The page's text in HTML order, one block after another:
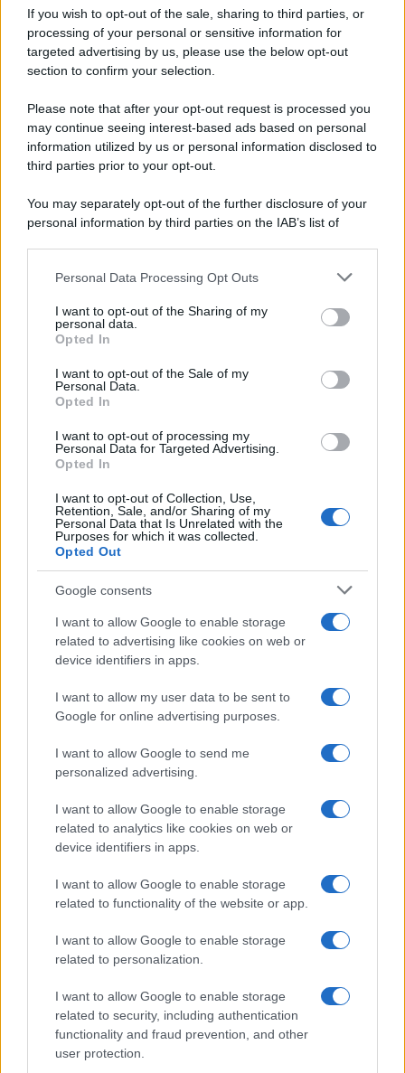
If you wish to opt-out of the sale, sharing to third parties, or
processing of your personal or sensitive information for
targeted advertising by us, please use the below opt-out
section to confirm your selection.
Please note that after your opt-out request is processed you
may continue seeing interest-based ads based on personal
information utilized by us or personal information disclosed to
third parties prior to your opt-out.
You may separately opt-out of the further disclosure of your
personal information by third parties on the IAB’s list of
This information may also be disclosed by us to third parties
disclose it to other third parties.
Please note that this website/app uses one or more Google
services and may gather and store information including but
not limited to your visit or usage behaviour. You may click to
grant or deny consent to Google and its third-party tags to
consent section.
Personal Data Processing Opt Outs
I want to opt-out of the Sharing of my
personal data.
Opted In
I want to opt-out of the Sale of my
Personal Data.
Opted In
I want to opt-out of processing my
Personal Data for Targeted Advertising.
Opted In
I want to opt-out of Collection, Use,
Retention, Sale, and/or Sharing of my
Personal Data that Is Unrelated with the
Purposes for which it was collected.
Opted Out
Google consents
I want to allow Google to enable storage
related to advertising like cookies on web or
device identifiers in apps.
I want to allow my user data to be sent to
Google for online advertising purposes.
I want to allow Google to send me
personalized advertising.
I want to allow Google to enable storage
related to analytics like cookies on web or
device identifiers in apps.
I want to allow Google to enable storage
related to functionality of the website or app.
I want to allow Google to enable storage
related to personalization.
I want to allow Google to enable storage
related to security, including authentication
functionality and fraud prevention, and other
user protection.
NOTIZIE DAL MONDO
Gli incendi stanno cambiando il turismo
europeo: la classifica che dovresti
conoscere
Lo sapevi che...
Meteo weekend 7-9 agosto: il
secondo di agosto porta grosse novità
per chi andrà in montagna
Una località di montagna vuole attirare
nomadi digitali con case e spazi di co-
working
“Vinted dei viaggi”: ora puoi acquistare
vacanze già prenotate risparmiando
CHI
SIAMO
PARTNERSHIP E
ACCREDITAMENTI
© 2026 - VOLOSCONTATO CONSIGLI E DIARI DI VIAGGIO - P.IVA
04827280654 – TESTATA REGISTRATA AL TRIBUNALE DI NOCERA
35792 – ISCRITTA ALL’ANSO (ASSOCIAZIONE NAZIONALE STAMPA
ONLINE)
PRIVACY E NOTIFICHE
MAPPA DEL SITO